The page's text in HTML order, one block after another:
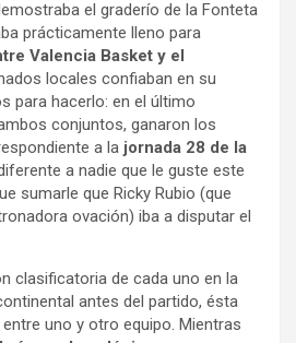
el graderío de la Fonteta
prácticamente lleno para
Valencia Basket y el
locales confiaban en su
para hacerlo: en el último
conjuntos, ganaron los
a la jornada 28 de la
a nadie que le guste este
sumarle que Ricky Rubio (que
ovación) iba a disputar el
clasificatoria de cada uno en la
antes del partido, ésta
uno y otro equipo. Mientras